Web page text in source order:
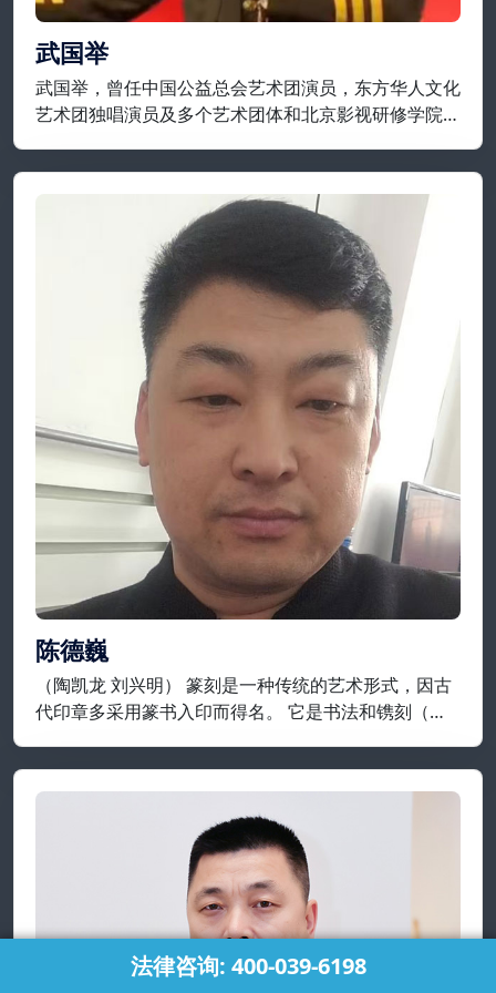
武国举
武国举，曾任中国公益总会艺术团演员，东方华人文化
艺术团独唱演员及多个艺术团体和北京影视研修学院等
友艺术团特聘独唱演员，享誉实力派歌唱家一级演员；
陈德巍
（陶凯龙 刘兴明） 篆刻是一种传统的艺术形式，因古
代印章多采用篆书入印而得名。 它是书法和镌刻（包
言，它是指将在平面上设计好的纹样或文字镌刻在金
属、石头、牙、角等材质上。
法律咨询: 400-039-6198